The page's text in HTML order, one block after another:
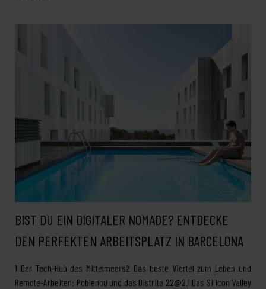
BIST DU EIN DIGITALER NOMADE? ENTDECKE
DEN PERFEKTEN ARBEITSPLATZ IN BARCELONA
1 Der Tech-Hub des Mittelmeers2 Das beste Viertel zum Leben und
Remote-Arbeiten: Poblenou und das Distrito 22@2.1 Das Silicon Valley